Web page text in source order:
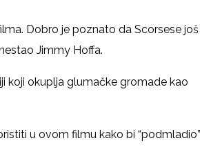
Dobro je poznato da Scorsese još
Jimmy Hoffa.
koji okuplja glumačke gromade kao
u ovom filmu kako bi “podmladio”